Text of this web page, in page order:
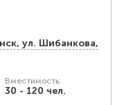
ул. Шибанкова,
Вместимость:
30 - 120 чел.